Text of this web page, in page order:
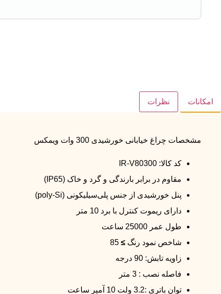
امکانات نظرات
مشخصات چراغ خیابانی خورشیدی 300 وات ویمکس
کد کالا: IR-V80300
مقاوم در برابر بارندگی و گرد و خاک (IP65)
پنل خورشیدی از جنس پلی‌سیلیکونی (poly-Si)
دارای ریموت کنترل با برد 10 متر
طول عمر 25000 ساعت
شاخص نمود رنگ ≥
85
زاویه تابش: 90 درجه
فاصله نصب : 3 متر
توان باتری :3.2 ولت 10 آمپر ساعت